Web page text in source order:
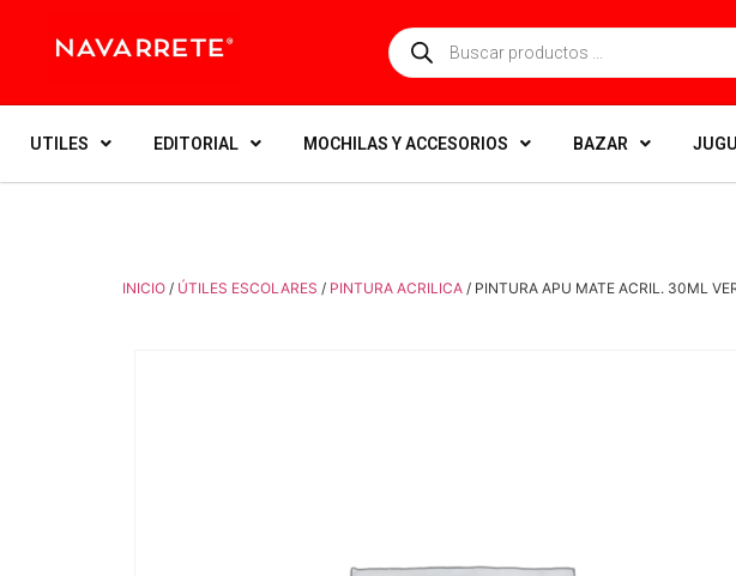
UTILES EDITORIAL MOCHILAS Y ACCESORIOS BAZAR
INICIO / ÚTILES ESCOLARES / PINTURA ACRILICA / PINTURA APU MATE ACRIL. 30ML